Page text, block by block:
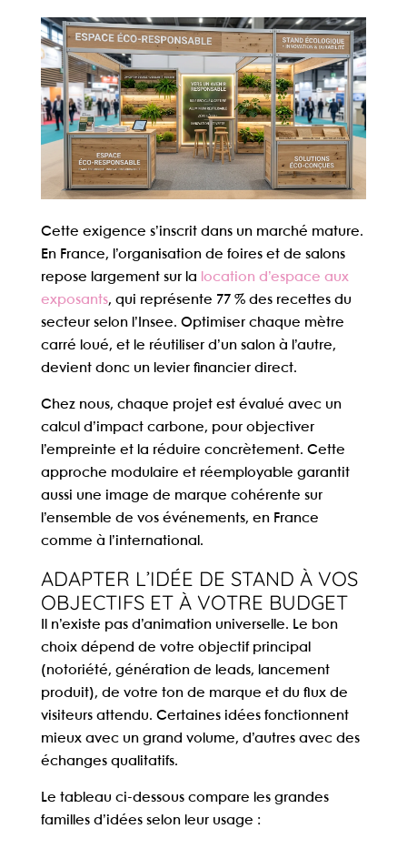
Cette exigence s’inscrit dans un marché mature.
En France, l’organisation de foires et de salons
repose largement sur la location d’espace aux
exposants, qui représente 77 % des recettes du
secteur selon l’Insee. Optimiser chaque mètre
carré loué, et le réutiliser d’un salon à l’autre,
devient donc un levier financier direct.
Chez nous, chaque projet est évalué avec un
calcul d’impact carbone, pour objectiver
l’empreinte et la réduire concrètement. Cette
approche modulaire et réemployable garantit
aussi une image de marque cohérente sur
l’ensemble de vos événements, en France
comme à l’international.
ADAPTER L’IDÉE DE STAND À VOS
OBJECTIFS ET À VOTRE BUDGET
Il n’existe pas d’animation universelle. Le bon
choix dépend de votre objectif principal
(notoriété, génération de leads, lancement
produit), de votre ton de marque et du flux de
visiteurs attendu. Certaines idées fonctionnent
mieux avec un grand volume, d’autres avec des
échanges qualitatifs.
Le tableau ci-dessous compare les grandes
familles d’idées selon leur usage :